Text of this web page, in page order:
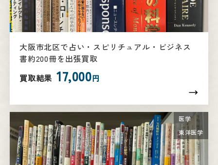
大阪市北区で占い・スピリチュアル・ビジネス
書約200冊を出張買取
買取結果 17,000円
医学
東洋医学